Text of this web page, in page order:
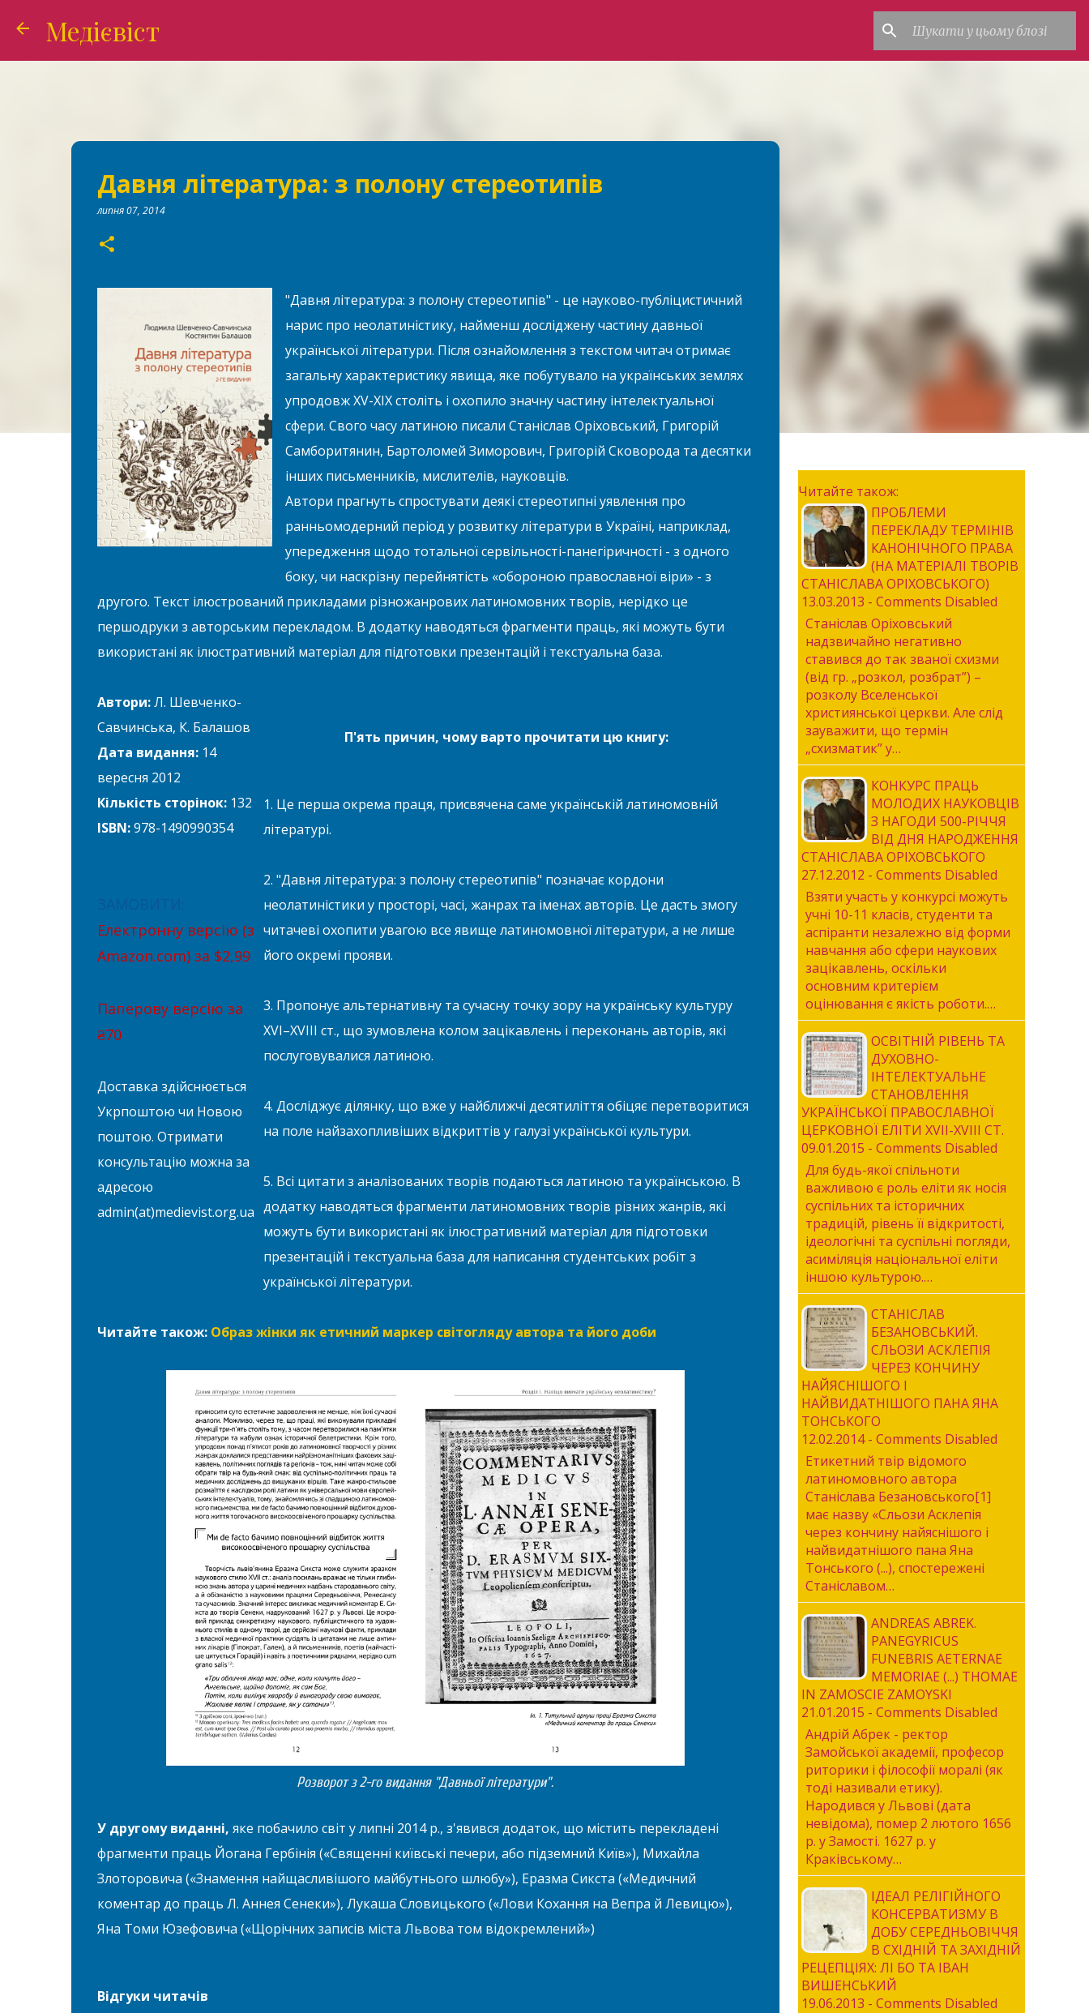
Медієвіст
Давня література: з полону стереотипів
липня 07, 2014
"Давня література: з полону стереотипів" - це науково-публіцистичний
нарис про неолатиністику, найменш досліджену частину давньої
української літератури. Після ознайомлення з текстом читач отримає
загальну характеристику явища, яке побутувало на українських землях
упродовж XV-XIX століть і охопило значну частину інтелектуальної
сфери. Свого часу латиною писали Станіслав Оріховський, Григорій
Самборитянин, Бартоломей Зиморович, Григорій Сковорода та десятки
інших письменників, мислителів, науковців.
Автори прагнуть спростувати деякі стереотипні уявлення про
ранньомодерний період у розвитку літератури в Україні, наприклад,
упередження щодо тотальної сервільності-панегіричності - з одного
боку, чи наскрізну перейнятість «обороною православної віри» - з
другого. Текст ілюстрований прикладами різножанрових латиномовних творів, нерідко це
першодруки з авторським перекладом. В додатку наводяться фрагменти праць, які можуть бути
використані як ілюстративний матеріал для підготовки презентацій і текстуальна база.
Автори:Л. Шевченко-
Савчинська, К. Балашов
Дата видання: 14
вересня 2012
Кількість сторінок: 132
ISBN:978-1490990354
Електронну версію (з
Amazon.com) за $2,99
Паперову версію за
₴70
Доставка здійснюється
Укрпоштою чи Новою
поштою. Отримати
консультацію можна за
адресою
admin(at)medievist.org.ua
П'ять причин, чому варто прочитати цю книгу:
1. Це перша окрема праця, присвячена саме українській латиномовній
літературі.
2. "Давня література: з полону стереотипів" позначає кордони
неолатиністики у просторі, часі, жанрах та іменах авторів. Це дасть змогу
читачеві охопити увагою все явище латиномовної літератури, а не лише
його окремі прояви.
3. Пропонує альтернативну та сучасну точку зору на українську культуру
XVI–XVIII ст., що зумовлена колом зацікавлень і переконань авторів, які
послуговувалися латиною.
4. Досліджує ділянку, що вже у найближчі десятиліття обіцяє перетворитися
на поле найзахопливіших відкриттів у галузі української культури.
5. Всі цитати з аналізованих творів подаються латиною та українською. В
додатку наводяться фрагменти латиномовних творів різних жанрів, які
можуть бути використані як ілюстративний матеріал для підготовки
презентацій і текстуальна база для написання студентських робіт з
української літератури.
Читайте також: Образ жінки як етичний маркер світогляду автора та його доби
Розворот з 2-го видання "Давньої літератури".
У другому виданні, яке побачило світ у липні 2014 р., з'явився додаток, що містить перекладені
фрагменти праць Йогана Гербінія («Священні київські печери, або підземний Київ»), Михайла
Злоторовича («Знамення найщасливішого майбутнього шлюбу»), Еразма Сикста («Медичний
коментар до праць Л. Аннея Сенеки»), Лукаша Словицького («Лови Кохання на Вепра й Левицю»),
Яна Томи Юзефовича («Щорічних записів міста Львова том відокремлений»)
Відгуки читачів
Читайте також:
ПРОБЛЕМИ
ПЕРЕКЛАДУ ТЕРМІНІВ
КАНОНІЧНОГО ПРАВА
(НА МАТЕРІАЛІ ТВОРІВ
СТАНІСЛАВА ОРІХОВСЬКОГО)
13.03.2013 - Comments Disabled
Станіслав Оріховський
надзвичайно негативно
ставився до так званої схизми
(від гр. „розкол, розбрат”) –
розколу Вселенської
християнської церкви. Але слід
зауважити, що термін
„схизматик” у…
КОНКУРС ПРАЦЬ
МОЛОДИХ НАУКОВЦІВ
З НАГОДИ 500-РІЧЧЯ
ВІД ДНЯ НАРОДЖЕННЯ
СТАНІСЛАВА ОРІХОВСЬКОГО
27.12.2012 - Comments Disabled
Взяти участь у конкурсі можуть
учні 10-11 класів, студенти та
аспіранти незалежно від форми
навчання або сфери наукових
зацікавлень, оскільки
основним критерієм
оцінювання є якість роботи.…
ОСВІТНІЙ РІВЕНЬ ТА
ДУХОВНО-
ІНТЕЛЕКТУАЛЬНЕ
СТАНОВЛЕННЯ
УКРАЇНСЬКОЇ ПРАВОСЛАВНОЇ
ЦЕРКОВНОЇ ЕЛІТИ XVII-XVIII СТ.
09.01.2015 - Comments Disabled
Для будь-якої спільноти
важливою є роль еліти як носія
суспільних та історичних
традицій, рівень її відкритості,
ідеологічні та суспільні погляди,
асиміляція національної еліти
іншою культурою.…
СТАНІСЛАВ
БЕЗАНОВСЬКИЙ.
СЛЬОЗИ АСКЛЕПІЯ
ЧЕРЕЗ КОНЧИНУ
НАЙЯСНІШОГО І
НАЙВИДАТНІШОГО ПАНА ЯНА
ТОНСЬКОГО
12.02.2014 - Comments Disabled
Етикетний твір відомого
латиномовного автора
Станіслава Безановського[1]
має назву «Сльози Асклепія
через кончину найяснішого і
найвидатнішого пана Яна
Тонського (...), спостережені
Станіславом…
ANDREAS ABREK.
PANEGYRICUS
FUNEBRIS AETERNAE
MEMORIAE (...) THOMAE
IN ZAMOSCIE ZAMOYSKI
21.01.2015 - Comments Disabled
Андрій Абрек - ректор
Замойської академії, професор
риторики і філософії моралі (як
тоді називали етику).
Народився у Львові (дата
невідома), помер 2 лютого 1656
р. у Замості. 1627 р. у
Краківському…
ІДЕАЛ РЕЛІГІЙНОГО
КОНСЕРВАТИЗМУ В
ДОБУ СЕРЕДНЬОВІЧЧЯ
В СХІДНІЙ ТА ЗАХІДНІЙ
РЕЦЕПЦІЯХ: ЛІ БО ТА ІВАН
ВИШЕНСЬКИЙ
19.06.2013 - Comments Disabled